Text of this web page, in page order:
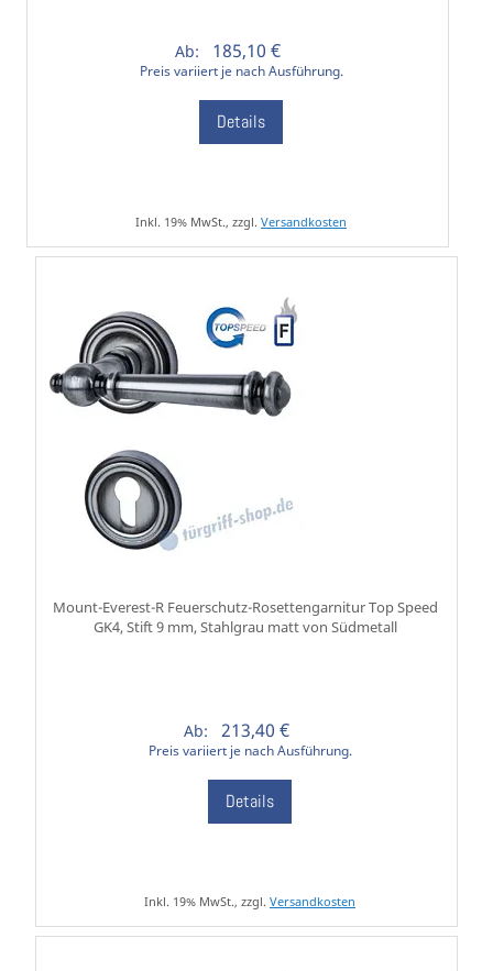
Ab: 185,10 €
Preis variiert je nach Ausführung.
Details
Inkl. 19% MwSt., zzgl. Versandkosten
Mount-Everest-R Feuerschutz-Rosettengarnitur Top Speed
GK4, Stift 9 mm, Stahlgrau matt von Südmetall
Ab: 213,40 €
Preis variiert je nach Ausführung.
Details
Inkl. 19% MwSt., zzgl. Versandkosten